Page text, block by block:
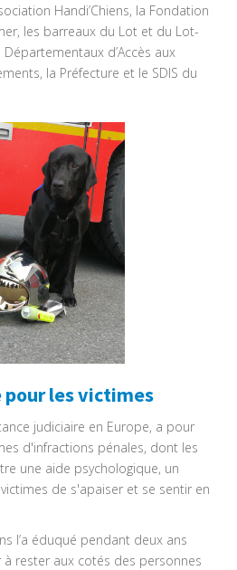
Handi’Chiens, la Fondation
les barreaux du Lot et du Lot-
d’Accès aux
la Préfecture et le SDIS du
pour les victimes
judiciaire en Europe, a pour
d'infractions pénales, dont les
une aide psychologique, un
de s'apaiser et se sentir en
l’a éduqué pendant deux ans
rester aux cotés des personnes